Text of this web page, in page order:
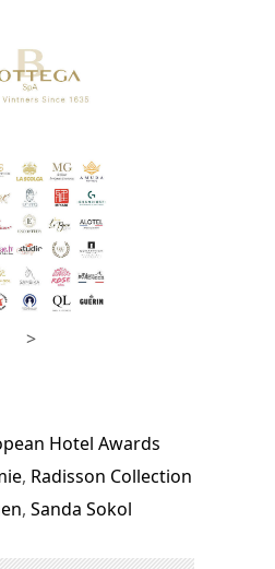
>
Hotel Awards
, Radisson Collection
, Sanda Sokol